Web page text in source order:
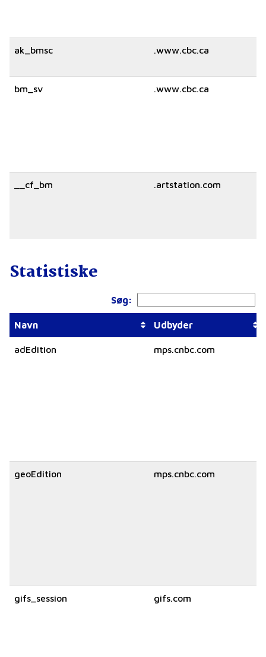
ak_bmsc .www.cbc.ca
bm_sv .www.cbc.ca
__cf_bm .artstation.com
Statistiske
Søg:
Navn Udbyder
adEdition mps.cnbc.com
geoEdition mps.cnbc.com
gifs_session gifs.com